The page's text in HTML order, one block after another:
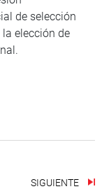
de selección
elección de
SIGUIENTE